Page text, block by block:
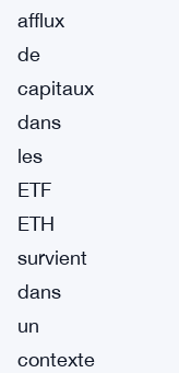
afflux
de
capitaux
dans
les
ETF
ETH
survient
dans
un
contexte